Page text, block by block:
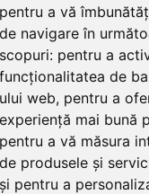
pentru a vă
de navigare în
scopuri: pentru a
funcționalitatea de
ului web, pentru a
experiență mai bună
pentru a vă măsura
de produsele și
și pentru a
40, Sector 5, Bucuresti
RO 3004724
Comertului:J40/13176/
|021.411.44.44